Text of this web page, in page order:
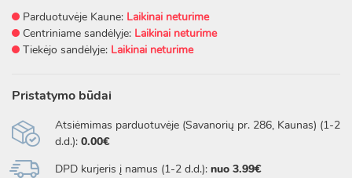
Parduotuvėje Kaune: Laikinai neturime
Centriniame sandėlyje: Laikinai neturime
Tiekėjo sandėlyje: Laikinai neturime
Pristatymo būdai
Atsiėmimas parduotuvėje (Savanorių pr. 286, Kaunas) (1-2
d.d.): 0.00€
DPD kurjeris į namus (1-2 d.d.): nuo 3.99€